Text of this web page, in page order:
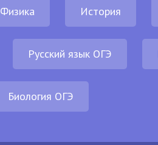
Физика История
Русский язык ОГЭ
Биология ОГЭ